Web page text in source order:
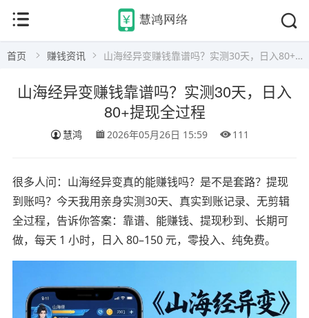
首页 赚钱资讯 山海经异变赚钱靠谱吗？实测30天，日入80+提现全过程
山海经异变赚钱靠谱吗？实测30天，日入
80+提现全过程
慧鸿 2026年05月26日 15:59 111
很多人问：山海经异变真的能赚钱吗？是不是套路？提现
到账吗？今天我用亲身实测30天、真实到账记录、无剪辑
全过程，告诉你答案：靠谱、能赚钱、提现秒到、长期可
做，每天 1 小时，日入 80–150 元，零投入、纯免费。